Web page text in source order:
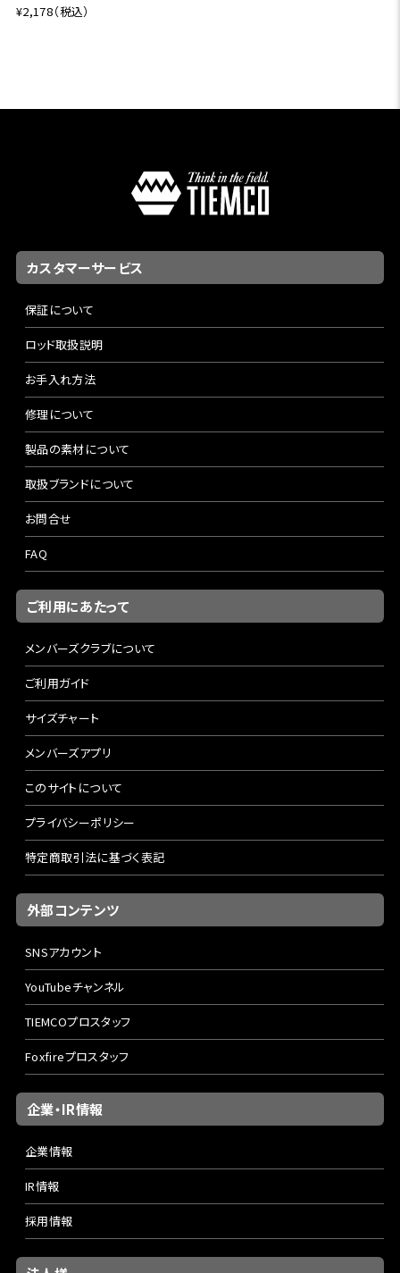
¥2,178（税込）
カスタマーサービス
保証について
ロッド取扱説明
お手入れ方法
修理について
製品の素材について
取扱ブランドについて
お問合せ
FAQ
ご利用にあたって
メンバーズクラブについて
ご利用ガイド
サイズチャート
メンバーズアプリ
このサイトについて
プライバシーポリシー
特定商取引法に基づく表記
外部コンテンツ
SNSアカウント
YouTubeチャンネル
TIEMCOプロスタッフ
Foxfireプロスタッフ
企業・IR情報
企業情報
IR情報
採用情報